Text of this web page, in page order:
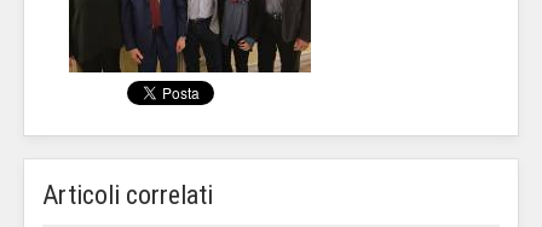
Articoli correlati